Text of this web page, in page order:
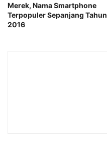
Merek, Nama Smartphone
Terpopuler Sepanjang Tahun
2016